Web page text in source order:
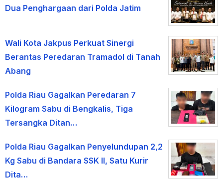
Dua Penghargaan dari Polda Jatim
Wali Kota Jakpus Perkuat Sinergi
Berantas Peredaran Tramadol di Tanah
Abang
Polda Riau Gagalkan Peredaran 7
Kilogram Sabu di Bengkalis, Tiga
Tersangka Ditan…
Polda Riau Gagalkan Penyelundupan 2,2
Kg Sabu di Bandara SSK II, Satu Kurir
Dita…